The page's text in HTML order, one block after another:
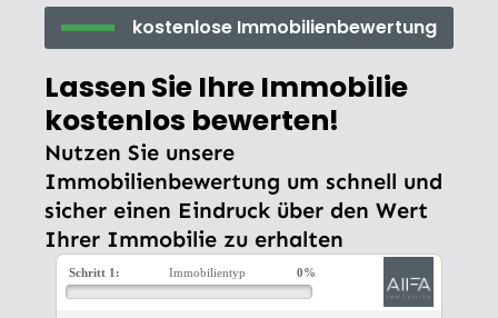
kostenlose Immobilienbewertung
Lassen Sie Ihre Immobilie
kostenlos bewerten!
Nutzen Sie unsere
Immobilienbewertung um schnell und
sicher einen Eindruck über den Wert
Ihrer Immobilie zu erhalten